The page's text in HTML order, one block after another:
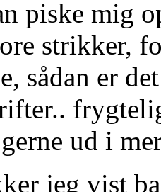
piske mig
strikker,
sådan er
ud i
jeg vist